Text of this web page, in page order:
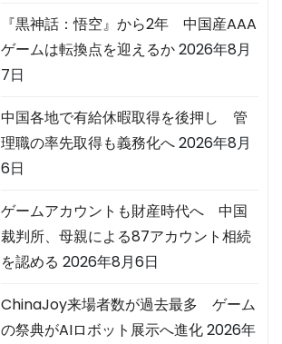
『黒神話：悟空』から2年 中国産AAA
ゲームは転換点を迎えるか2026年8月
7日
中国各地で有給休暇取得を後押し 管
理職の率先取得も義務化へ2026年8月
6日
ゲームアカウントも財産時代へ 中国
裁判所、母親による87アカウント相続
を認める 2026年8月6日
ChinaJoy来場者数が過去最多 ゲーム
の祭典がAIロボット展示へ進化2026年